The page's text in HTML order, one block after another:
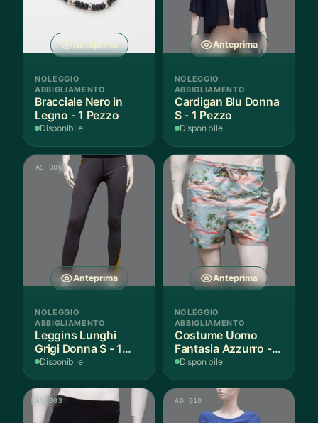
Anteprima
NOLEGGIO
ABBIGLIAMENTO
Bracciale Nero in
Legno - 1 Pezzo
Disponibile
Anteprima
NOLEGGIO
ABBIGLIAMENTO
Cardigan Blu Donna
S - 1 Pezzo
Disponibile
Anteprima
AS 006
NOLEGGIO
ABBIGLIAMENTO
Leggins Lunghi
Grigi Donna S - 1
Paio
Disponibile
Anteprima
AS 011
NOLEGGIO
ABBIGLIAMENTO
Costume Uomo
Fantasia Azzurro - 1
Pezzo
Disponibile
AS 003 AD 010